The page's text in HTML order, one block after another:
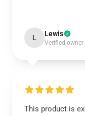
L Lewis
Verified owner
This product is